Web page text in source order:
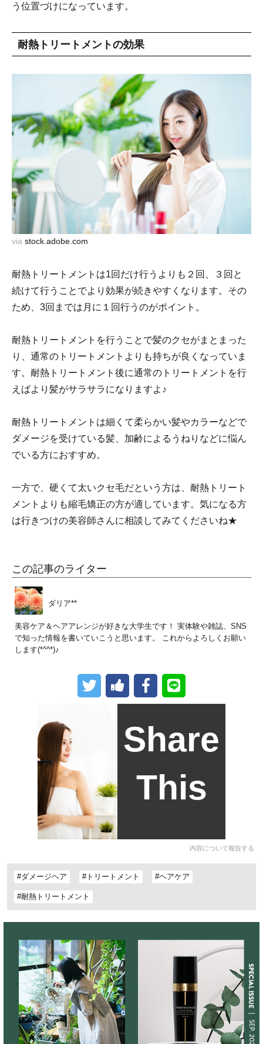
う位置づけになっています。
耐熱トリートメントの効果
via stock.adobe.com
耐熱トリートメントは1回だけ行うよりも２回、３回と
続けて行うことでより効果が続きやすくなります。その
ため、3回までは月に１回行うのがポイント。
耐熱トリートメントを行うことで髪のクセがまとまった
り、通常のトリートメントよりも持ちが良くなっていま
す。耐熱トリートメント後に通常のトリートメントを行
えばより髪がサラサラになりますよ♪
耐熱トリートメントは細くて柔らかい髪やカラーなどで
ダメージを受けている髪、加齢によるうねりなどに悩ん
でいる方におすすめ。
一方で、硬くて太いクセ毛だという方は、耐熱トリート
メントよりも縮毛矯正の方が適しています。気になる方
は行きつけの美容師さんに相談してみてくださいね★
この記事のライター
ダリア**
美容ケア＆ヘアアレンジが好きな大学生です！ 実体験や雑誌、SNS
で知った情報を書いていこうと思います。 これからよろしくお願い
します(*^^*)♪
Share
This
内容について報告する
#ダメージヘア #トリートメント #ヘアケア
#耐熱トリートメント